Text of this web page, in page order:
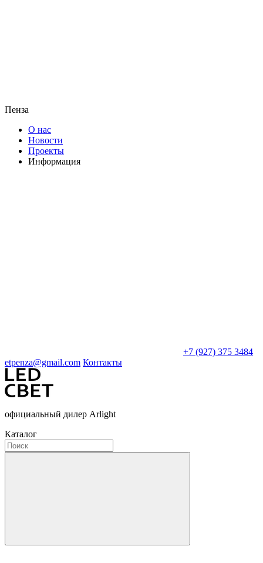
Пенза
О нас
Новости
Проекты
Информация
+7 (927) 375 3484
etpenza@gmail.com Контакты
официальный дилер Arlight
Каталог